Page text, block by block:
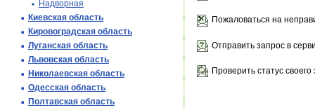
Пожаловаться на
Отправить запрос в
Проверить статус своего
Надворная
Киевская область
Кировоградская область
Луганская область
Львовская область
Николаевская область
Одесская область
Полтавская область